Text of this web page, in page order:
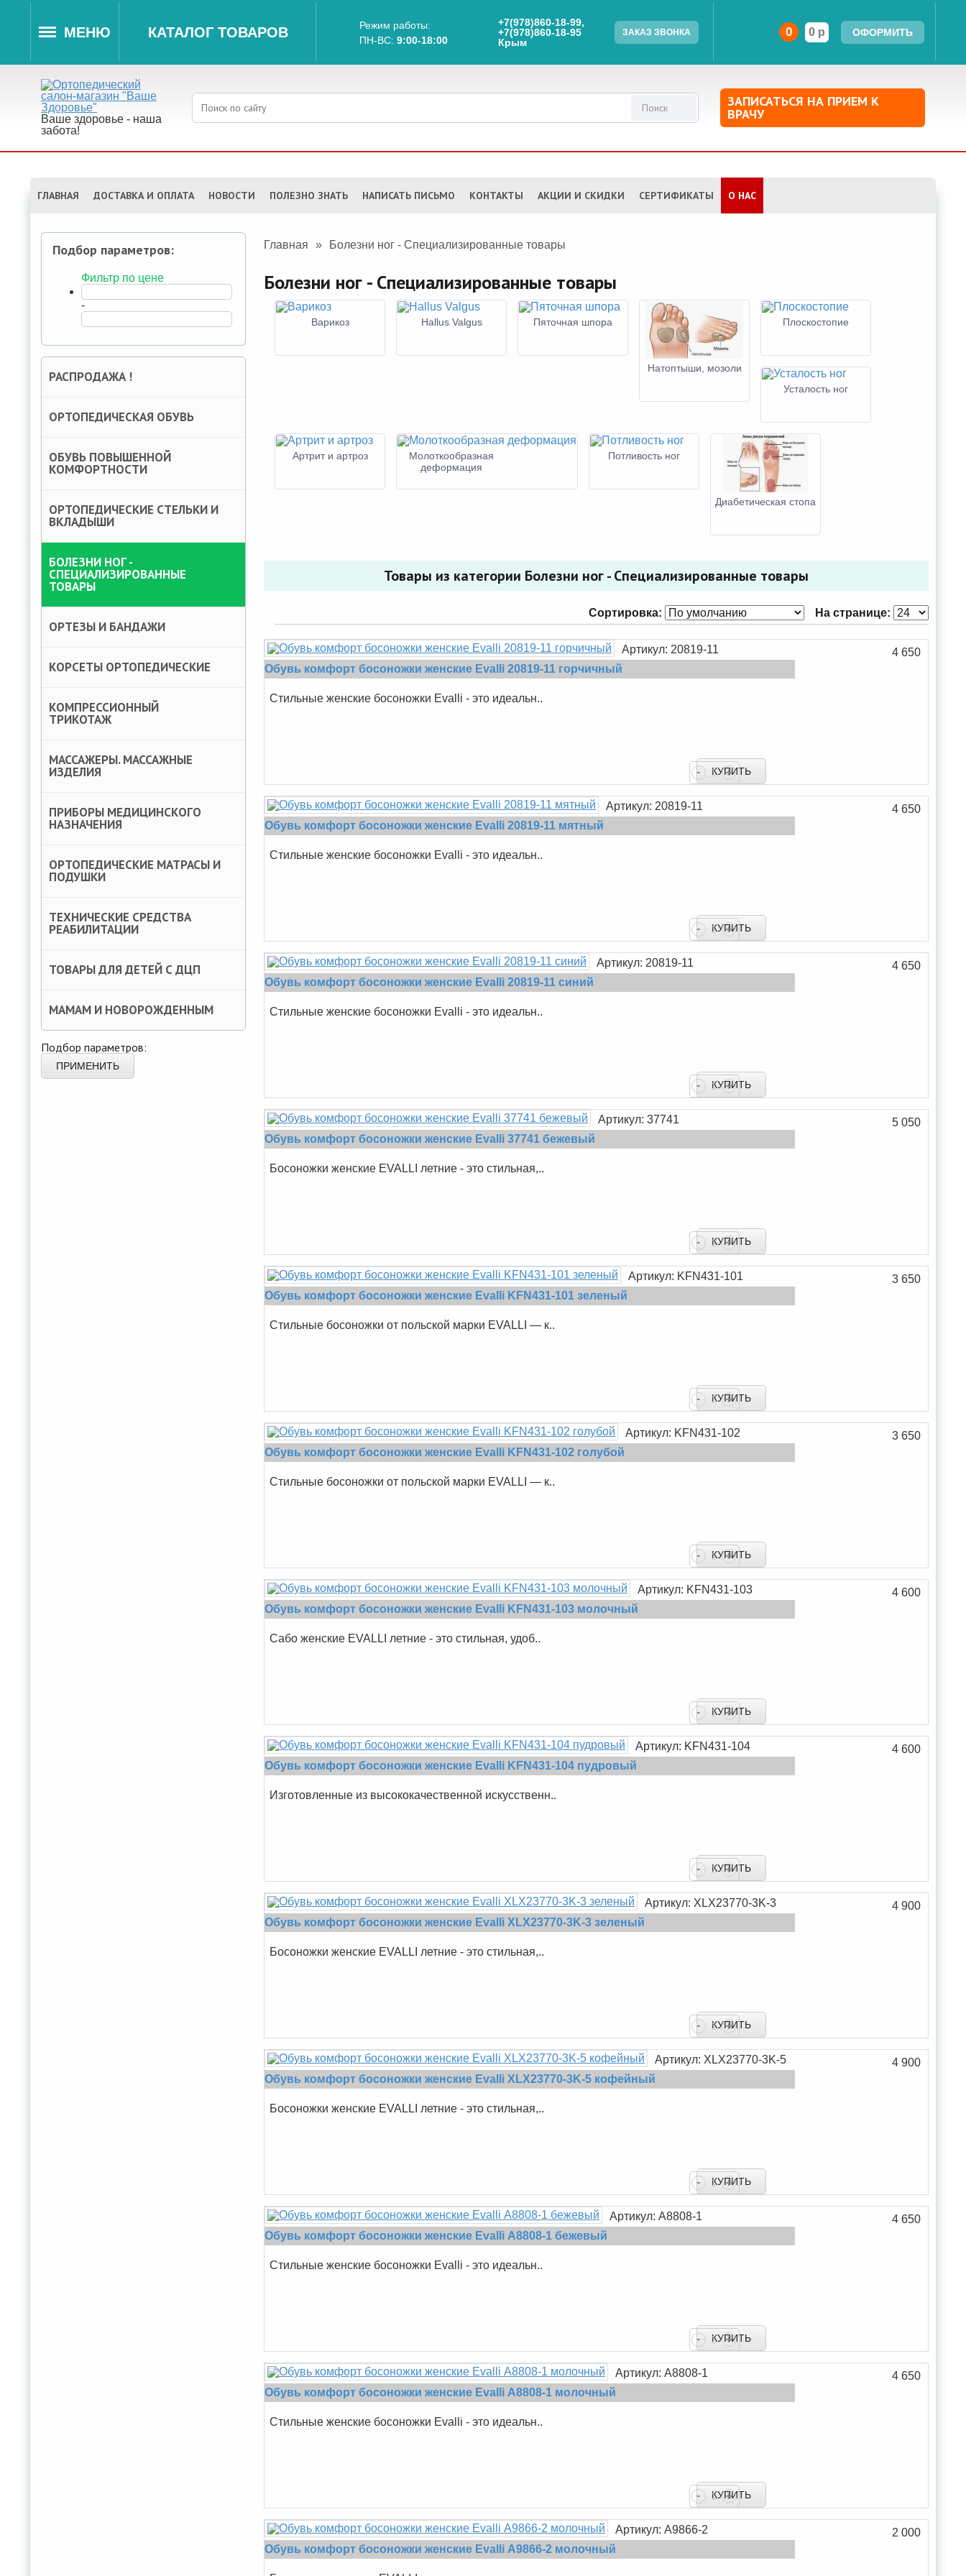
МЕНЮ КАТАЛОГ ТОВАРОВ
Режим работы:
ПН-BC: 9:00-18:00
+7(978)860-18-99,
+7(978)860-18-95
Крым
ЗАКАЗ ЗВОНКА 0 0 р ОФОРМИТЬ
Ваше здоровье - наша
забота!
Поиск ЗАПИСАТЬСЯ НА ПРИЕМ К
ВРАЧУ
ГЛАВНАЯ ДОСТАВКА И ОПЛАТА НОВОСТИ ПОЛЕЗНО ЗНАТЬ НАПИСАТЬ ПИСЬМО КОНТАКТЫ АКЦИИ И СКИДКИ СЕРТИФИКАТЫ О НАС
Подбор параметров:
Фильтр по цене
-
РАСПРОДАЖА !
ОРТОПЕДИЧЕСКАЯ ОБУВЬ
ОБУВЬ ПОВЫШЕННОЙ
КОМФОРТНОСТИ
ОРТОПЕДИЧЕСКИЕ СТЕЛЬКИ И
ВКЛАДЫШИ
БОЛЕЗНИ НОГ -
СПЕЦИАЛИЗИРОВАННЫЕ
ТОВАРЫ
ОРТЕЗЫ И БАНДАЖИ
КОРСЕТЫ ОРТОПЕДИЧЕСКИЕ
КОМПРЕССИОННЫЙ
ТРИКОТАЖ
МАССАЖЕРЫ. МАССАЖНЫЕ
ИЗДЕЛИЯ
ПРИБОРЫ МЕДИЦИНСКОГО
НАЗНАЧЕНИЯ
ОРТОПЕДИЧЕСКИЕ МАТРАСЫ И
ПОДУШКИ
ТЕХНИЧЕСКИЕ СРЕДСТВА
РЕАБИЛИТАЦИИ
ТОВАРЫ ДЛЯ ДЕТЕЙ С ДЦП
МАМАМ И НОВОРОЖДЕННЫМ
Подбор параметров:
ПРИМЕНИТЬ
Главная Болезни ног - Специализированные товары
Болезни ног - Специализированные товары
Варикоз Hallus Valgus Пяточная шпора
Натоптыши, мозоли
Плоскостопие
Усталость ног
Артрит и артроз
Молоткообразная
деформация
Потливость ног
Диабетическая стопа
Товары из категории Болезни ног - Специализированные товары
На странице:
Сортировка:
Артикул: 20819-11
Обувь комфорт босоножки женские Evalli 20819-11 горчичный
Cтильные женские босоножки Evalli - это идеальн..
4 650
- +
В сравнение
Артикул: 20819-11
Обувь комфорт босоножки женские Evalli 20819-11 мятный
Cтильные женские босоножки Evalli - это идеальн..
4 650
- +
В сравнение
Артикул: 20819-11
Обувь комфорт босоножки женские Evalli 20819-11 синий
Cтильные женские босоножки Evalli - это идеальн..
4 650
- +
В сравнение
Артикул: 37741
Обувь комфорт босоножки женские Evalli 37741 бежевый
Босоножки женские EVALLI летние - это стильная,..
5 050
- +
В закладки
В сравнение
Артикул: KFN431-101
Обувь комфорт босоножки женские Evalli KFN431-101 зеленый
Стильные босоножки от польской марки EVALLI — к..
3 650
- +
В закладки
В сравнение
Артикул: KFN431-102
Обувь комфорт босоножки женские Evalli KFN431-102 голубой
Стильные босоножки от польской марки EVALLI — к..
3 650
- +
В закладки
В сравнение
Артикул: KFN431-103
Обувь комфорт босоножки женские Evalli KFN431-103 молочный
Сабо женские EVALLI летние - это стильная, удоб..
4 600
- +
В закладки
В сравнение
Артикул: KFN431-104
Обувь комфорт босоножки женские Evalli KFN431-104 пудровый
Изготовленные из высококачественной искусственн..
4 600
- +
В закладки
В сравнение
Артикул: XLX23770-3K-3
Обувь комфорт босоножки женские Evalli XLX23770-3K-3 зеленый
Босоножки женские EVALLI летние - это стильная,..
4 900
- +
В закладки
В сравнение
Артикул: XLX23770-3K-5
Обувь комфорт босоножки женские Evalli XLX23770-3K-5 кофейный
Босоножки женские EVALLI летние - это стильная,..
4 900
- +
В сравнение
Артикул: А8808-1
Обувь комфорт босоножки женские Evalli А8808-1 бежевый
Cтильные женские босоножки Evalli - это идеальн..
4 650
- +
В закладки
В сравнение
Артикул: А8808-1
Обувь комфорт босоножки женские Evalli А8808-1 молочный
Cтильные женские босоножки Evalli - это идеальн..
4 650
- +
В закладки
В сравнение
Артикул: А9866-2
Обувь комфорт босоножки женские Evalli А9866-2 молочный
2 000